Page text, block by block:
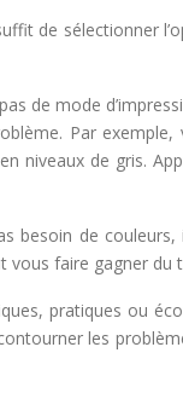
de sélectionner
de mode
Par exemple,
niveaux de gris.
de couleurs,
vous faire gagner du
pratiques ou
les